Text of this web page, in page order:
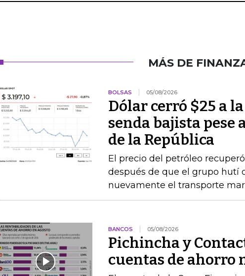
MÁS DE
BOLSAS 05/08/2026
Dólar cerró $25 a
senda bajista pese
de la República
El precio del petróleo
después de que el grupo hutí
nuevamente el transporte
BANCOS 05/08/2026
Pichincha y
cuentas de ahorro